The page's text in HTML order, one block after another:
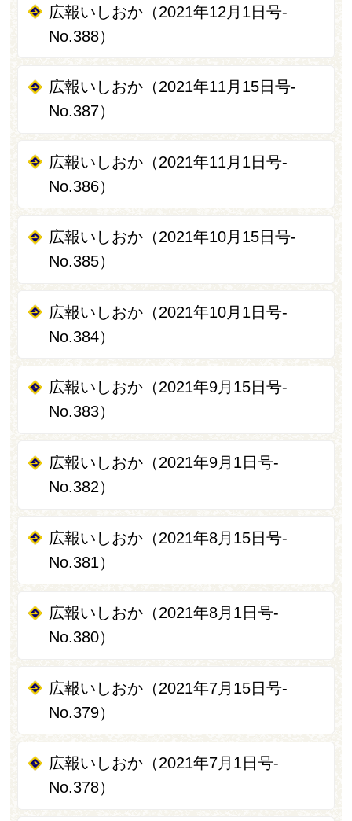
広報いしおか（2021年12月1日号-
No.388）
広報いしおか（2021年11月15日号-
No.387）
広報いしおか（2021年11月1日号-
No.386）
広報いしおか（2021年10月15日号-
No.385）
広報いしおか（2021年10月1日号-
No.384）
広報いしおか（2021年9月15日号-
No.383）
広報いしおか（2021年9月1日号-
No.382）
広報いしおか（2021年8月15日号-
No.381）
広報いしおか（2021年8月1日号-
No.380）
広報いしおか（2021年7月15日号-
No.379）
広報いしおか（2021年7月1日号-
No.378）